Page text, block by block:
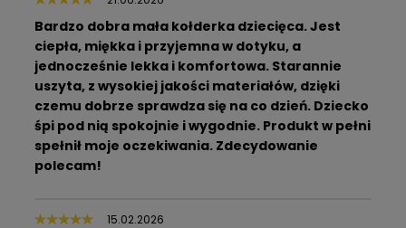
Bardzo dobra mała kołderka dziecięca. Jest
ciepła, miękka i przyjemna w dotyku, a
jednocześnie lekka i komfortowa. Starannie
uszyta, z wysokiej jakości materiałów, dzięki
czemu dobrze sprawdza się na co dzień. Dziecko
śpi pod nią spokojnie i wygodnie. Produkt w pełni
spełnił moje oczekiwania. Zdecydowanie
polecam!
15.02.2026